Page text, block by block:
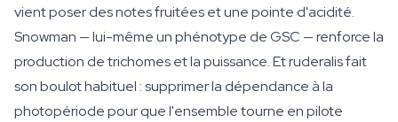
vient poser des notes fruitées et une pointe d'acidité.
Snowman — lui-même un phénotype de GSC — renforce la
production de trichomes et la puissance. Et ruderalis fait
son boulot habituel : supprimer la dépendance à la
photopériode pour que l'ensemble tourne en pilote